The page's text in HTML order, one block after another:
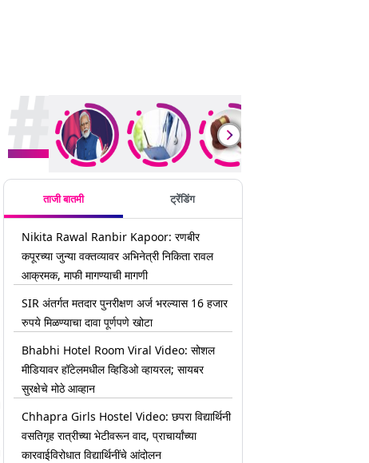
ताजी बातमी ट्रेंडिंग
Nikita Rawal Ranbir Kapoor: रणबीर
कपूरच्या जुन्या वक्तव्यावर अभिनेत्री निकिता रावल
आक्रमक, माफी मागण्याची मागणी
SIR अंतर्गत मतदार पुनरीक्षण अर्ज भरल्यास 16 हजार
रुपये मिळण्याचा दावा पूर्णपणे खोटा
Bhabhi Hotel Room Viral Video: सोशल
मीडियावर हॉटेलमधील व्हिडिओ व्हायरल; सायबर
सुरक्षेचे मोठे आव्हान
Chhapra Girls Hostel Video: छपरा विद्यार्थिनी
वसतिगृह रात्रीच्या भेटीवरून वाद, प्राचार्यांच्या
कारवाईविरोधात विद्यार्थिनींचे आंदोलन